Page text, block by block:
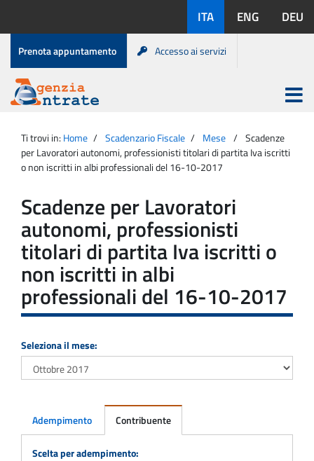
contenuto
disponibili:
ITA ENG DEU
Menu
di
servizio
Prenota appuntamento Accesso ai servizi
Agenzia
Entrate
Apri
menu
principale
Ti trovi in: Home Scadenzario Fiscale Mese
Scadenze
per Lavoratori autonomi, professionisti titolari di partita Iva iscritti
o non iscritti in albi professionali del 16-10-2017
Scadenze per Lavoratori
autonomi, professionisti
titolari di partita Iva iscritti o
non iscritti in albi
professionali del 16-10-2017
Seleziona il mese:
Adempimento Contribuente
Adempimento
Scelta per adempimento: